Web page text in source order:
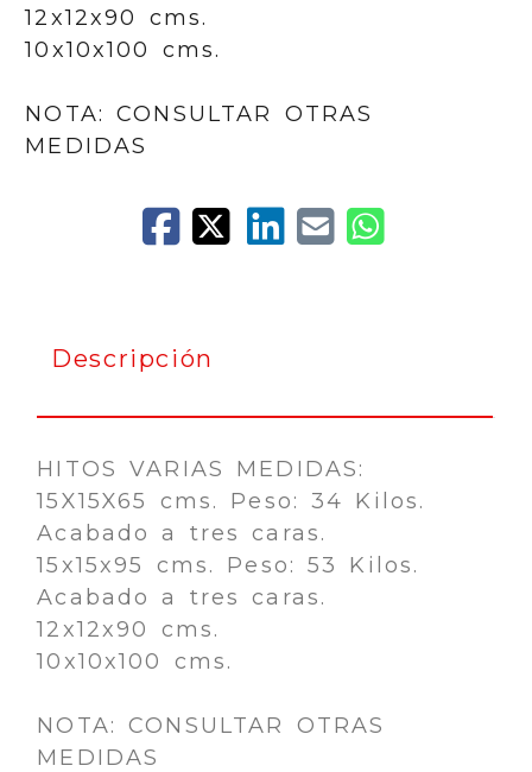
12x12x90 cms.
10x10x100 cms.
NOTA: CONSULTAR OTRAS
MEDIDAS
Descripción
HITOS VARIAS MEDIDAS:
15X15X65 cms. Peso: 34 Kilos.
Acabado a tres caras.
15x15x95 cms. Peso: 53 Kilos.
Acabado a tres caras.
12x12x90 cms.
10x10x100 cms.
NOTA: CONSULTAR OTRAS
MEDIDAS